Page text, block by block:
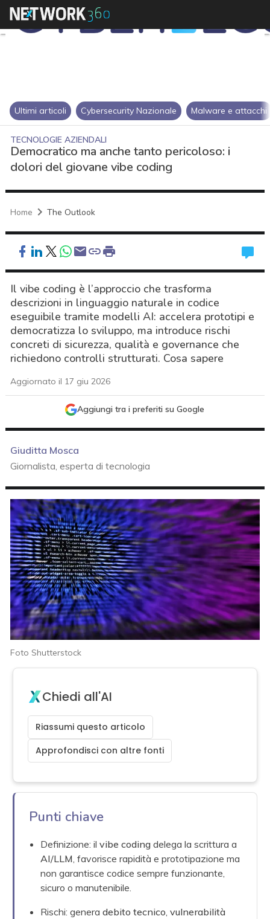
Ultimi articoli Cybersecurity Nazionale Malware e attacchi
TECNOLOGIE AZIENDALI
Democratico ma anche tanto pericoloso: i
dolori del giovane vibe coding
Home The Outlook
Il vibe coding è l’approccio che trasforma
descrizioni in linguaggio naturale in codice
eseguibile tramite modelli AI: accelera prototipi e
democratizza lo sviluppo, ma introduce rischi
concreti di sicurezza, qualità e governance che
richiedono controlli strutturati. Cosa sapere
Aggiornato il 17 giu 2026
Aggiungi tra i preferiti su Google
Giuditta Mosca
Giornalista, esperta di tecnologia
Foto Shutterstock
Chiedi all'AI
Riassumi questo articolo
Approfondisci con altre fonti
Punti chiave
Definizione: ilvibe coding delega la scrittura a
AI/LLM , favorisce rapidità e prototipazione ma
non garantisce codice sempre funzionante,
sicuro o manutenibile.
Rischi: generadebito tecnico ,vulnerabilità